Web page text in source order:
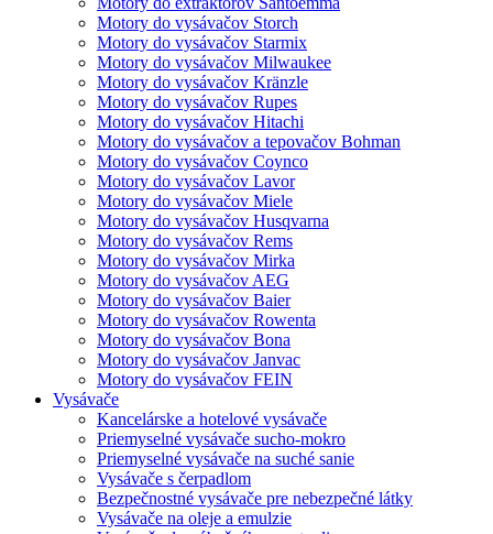
Motory do vysávačov Storch
Motory do vysávačov Starmix
Motory do vysávačov Milwaukee
Motory do vysávačov Kränzle
Motory do vysávačov Rupes
Motory do vysávačov Hitachi
Motory do vysávačov a tepovačov Bohman
Motory do vysávačov Coynco
Motory do vysávačov Lavor
Motory do vysávačov Miele
Motory do vysávačov Husqvarna
Motory do vysávačov Rems
Motory do vysávačov Mirka
Motory do vysávačov AEG
Motory do vysávačov Baier
Motory do vysávačov Rowenta
Motory do vysávačov Bona
Motory do vysávačov Janvac
Motory do vysávačov FEIN
Vysávače
Kancelárske a hotelové vysávače
Priemyselné vysávače sucho-mokro
Priemyselné vysávače na suché sanie
Vysávače s čerpadlom
Bezpečnostné vysávače pre nebezpečné látky
Vysávače na oleje a emulzie